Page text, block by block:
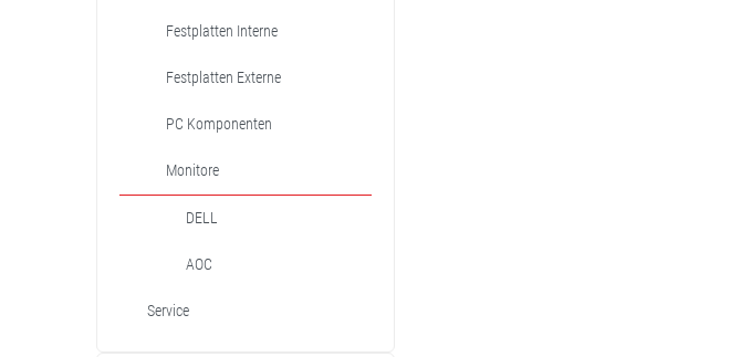
Festplatten Interne
Festplatten Externe
PC Komponenten
Monitore
DELL
AOC
Service